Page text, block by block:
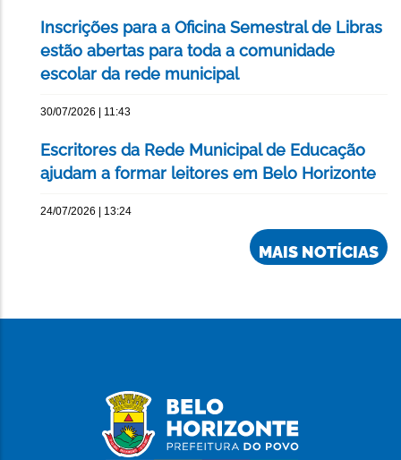
Inscrições para a Oficina Semestral de Libras
estão abertas para toda a comunidade
escolar da rede municipal
30/07/2026 | 11:43
Escritores da Rede Municipal de Educação
ajudam a formar leitores em Belo Horizonte
24/07/2026 | 13:24
MAIS NOTÍCIAS